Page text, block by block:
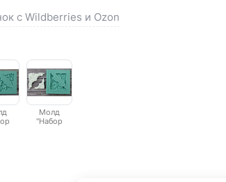
с Wildberries и Ozon
Молд
"Набор